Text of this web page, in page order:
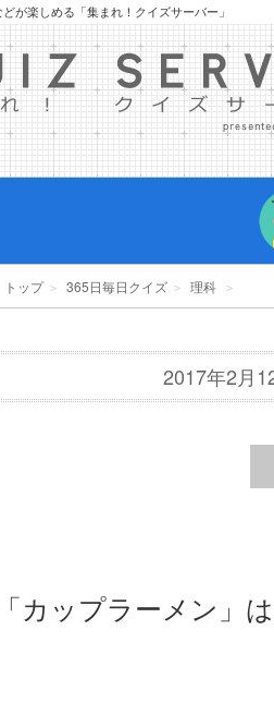
が楽しめる「集まれ！クイズサーバー」
ップ＞ 365日毎日クイズ ＞ 理科 ＞
2017年2月
「カップラーメン」